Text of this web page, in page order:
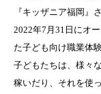
『キッザニア福岡』
2022年7月31日にオ
た子ども向け職業体
子どもたちは、様々
稼いだり、それを使